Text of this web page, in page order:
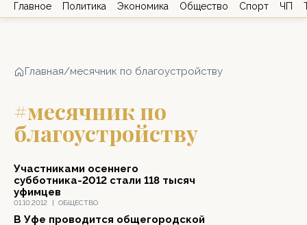
Главное Политика Экономика Общество Спорт ЧП
Главная/месячник по благоустройству
#месячник по
благоустройству
01.10.2012 | ОБЩЕСТВО
Участниками осеннего
субботника-2012 стали 118 тысяч
уфимцев
В Уфе проводится общегородской